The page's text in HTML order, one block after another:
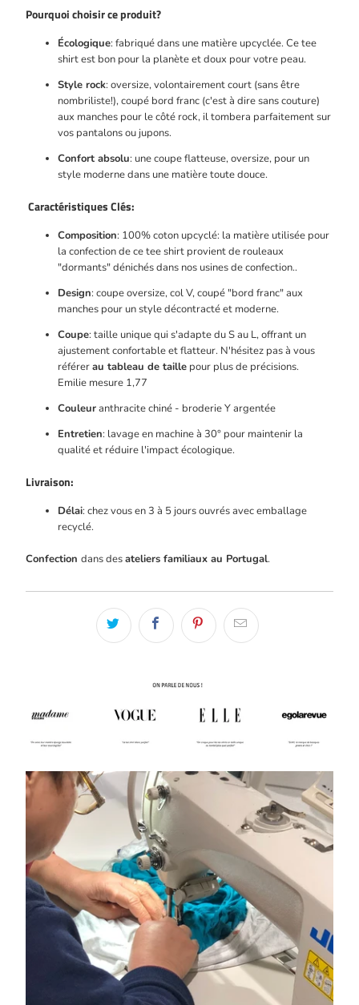
Pourquoi choisir ce produit?
Écologique: fabriqué dans une matière upcyclée. Ce tee
shirt est bon pour la planète et doux pour votre peau.
Style rock: oversize, volontairement court (sans être
nombriliste!), coupé bord franc (c'est à dire sans couture)
aux manches pour le côté rock, il tombera parfaitement sur
vos pantalons ou jupons.
Confort absolu: une coupe flatteuse, oversize, pour un
style moderne dans une matière toute douce.
Caractéristiques Clés:
Composition: 100% coton upcyclé: la matière utilisée pour
la confection de ce tee shirt provient de rouleaux
"dormants" dénichés dans nos usines de confection..
Design: coupe oversize, col V, coupé "bord franc" aux
manches pour un style décontracté et moderne.
Coupe: taille unique qui s'adapte du S au L, offrant un
ajustement confortable et flatteur. N'hésitez pas à vous
référerau tableau de taillepour plus de précisions.
Emilie mesure 1,77
Couleuranthracite chiné - broderie Y argentée
Entretien: lavage en machine à 30° pour maintenir la
qualité et réduire l'impact écologique.
Livraison:
Délai: chez vous en 3 à 5 jours ouvrés avec emballage
recyclé.
Confection dans desateliers familiaux au Portugal.